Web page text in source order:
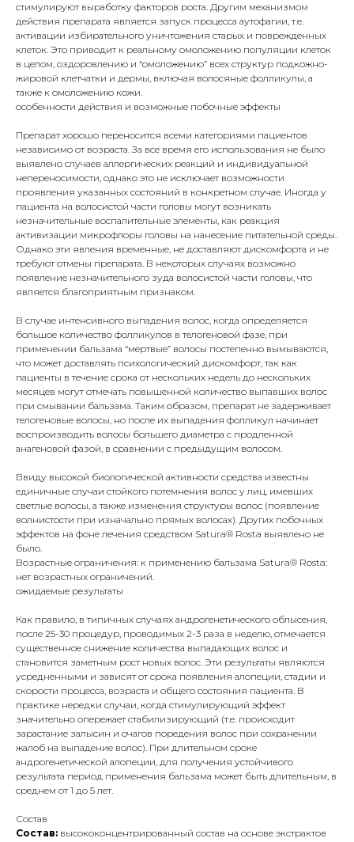
стимулируют выработку факторов роста. Другим механизмом
действия препарата является запуск процесса аутофагии, т.е.
активации избирательного уничтожения старых и поврежденных
клеток. Это приводит к реальному омоложению популяции клеток
в целом, оздоровлению и “омоложению” всех структур подкожно-
жировой клетчатки и дермы, включая волосяные фолликулы, а
также к омоложению кожи.
особенности действия и возможные побочные эффекты
Препарат хорошо переносится всеми категориями пациентов
независимо от возраста. За все время его использования не было
выявлено случаев аллергических реакций и индивидуальной
непереносимости, однако это не исключает возможности
проявления указанных состояний в конкретном случае. Иногда у
пациента на волосистой части головы могут возникать
незначительные воспалительные элементы, как реакция
активизации микрофлоры головы на нанесение питательной среды.
Однако эти явления временные, не доставляют дискомфорта и не
требуют отмены препарата. В некоторых случаях возможно
появление незначительного зуда волосистой части головы, что
является благоприятным признаком.
В случае интенсивного выпадения волос, когда определяется
большое количество фолликулов в телогеновой фазе, при
применении бальзама “мертвые” волосы постепенно вымываются,
что может доставлять психологический дискомфорт, так как
пациенты в течение срока от нескольких недель до нескольких
месяцев могут отмечать повышенной количество выпавших волос
при смывании бальзама. Таким образом, препарат не задерживает
телогеновые волосы, но после их выпадения фолликул начинает
воспроизводить волосы большего диаметра с продленной
анагеновой фазой, в сравнении с предыдущим волосом.
Ввиду высокой биологической активности средства известны
единичные случаи стойкого потемнения волос у лиц, имевших
светлые волосы, а также изменения структуры волос (появление
волнистости при изначально прямых волосах). Других побочных
эффектов на фоне лечения средством Satura® Rosta выявлено не
было.
Возрастные ограничения: к применению бальзама Satura® Rosta:
нет возрастных ограничений.
ожидаемые результаты
Как правило, в типичных случаях андрогенетического облысения,
после 25-30 процедур, проводимых 2-3 раза в неделю, отмечается
существенное снижение количества выпадающих волос и
становится заметным рост новых волос. Эти результаты являются
усредненными и зависят от срока появления алопеции, стадии и
скорости процесса, возраста и общего состояния пациента. В
практике нередки случаи, когда стимулирующий эффект
значительно опережает стабилизирующий (т.е. происходит
зарастание залысин и очагов поредения волос при сохранении
жалоб на выпадение волос). При длительном сроке
андрогенетической алопеции, для получения устойчивого
результата период применения бальзама может быть длительным, в
среднем от 1 до 5 лет.
Состав
Состав: высококонцентрированный состав на основе экстрактов